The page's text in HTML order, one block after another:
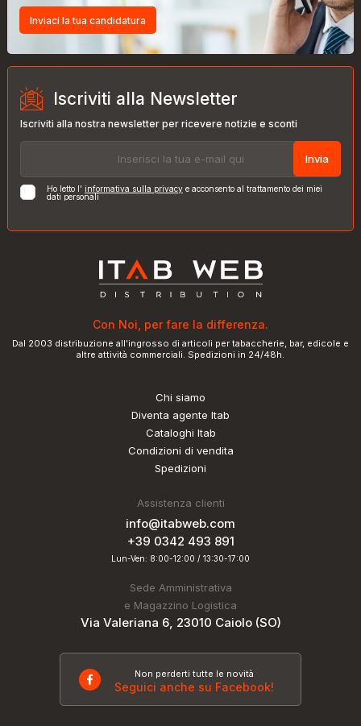
Inviaci la tua candidatura
Iscriviti alla Newsletter
Iscriviti alla nostra newsletter per ricevere notizie e sconti
Invia
Ho letto l' informativa sulla privacy e acconsento al trattamento dei miei
dati personali
Con Noi, per fare la differenza.
Dal 2003 distribuzione all'ingrosso di articoli per tabaccherie, bar, edicole e
altre attività commerciali. Spedizioni in 24/48h.
Chi siamo
Diventa agente Itab
Cataloghi Itab
Condizioni di vendita
Spedizioni
Assistenza clienti
info@itabweb.com
+39 0342 493 891
Lun-Ven: 8:00-12:00 / 13:30-17:00
Sede Amministrativa
e Magazzino Logistica
Via Valeriana 6, 23010 Caiolo (SO)
Non perderti tutte le novità
Seguici anche su Facebook!